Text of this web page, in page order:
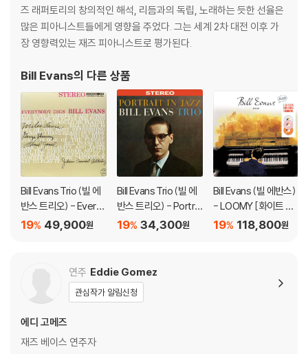
※ 반품/교환 안내
1) 불량으로 인한 반품/교환 요청 시에는 불량 확인을 위해 개봉 시의 동영
상을 요청할 수 있으며, 동영상이 없는 경우 반품/교환이 제한될 수 있습니
관련 사진과 동영상 및 재생 기기 모델명을 첨부하여 첨부하여 고객센터에
문의 바랍니다.
2) LP는 잦은 배송 과정에서 재킷에 손상이 발생할 가능성이 높고 재판매
가 어려우므로 신중한 구매를 부탁드립니다.
즈 래퍼토리의 창의적인 해석, 리듬과의 독립, 노래하는 듯한 선율은
많은 피아니스트들에게 영향을 주었다. 그는 세계 2차 대전 이후 가
장 영향력있는 재즈 피아니스트로 평가된다.
Bill Evans의 다른 상품
Bill Evans Trio (빌 에
반스 트리오) - Every
body Digs Bill Evans
49,900원
19%
Bill Evans Trio (빌 에
반스 트리오) - Portrai
t in Jazz [마블 컬러 L
34,300원
19%
Bill Evans (빌 에반스)
- LOOMY [화이트 &
핑크 & 오렌지 컬러 3L
118,800원
19%
연주 Eddie Gomez
관심작가 알림신청
에디 고메즈
재즈 베이스 연주자